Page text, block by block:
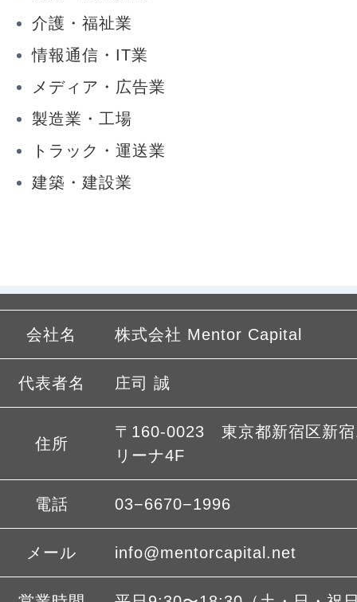
介護・福祉業
情報通信・IT業
メディア・広告業
製造業・工場
トラック・運送業
建築・建設業
会社名 株式会社 Mentor Capital
代表者名 庄司 誠
住所
〒160-0023 東京都新宿区新
リーナ4F
電話 03−6670−1996
メール info@mentorcapital.net